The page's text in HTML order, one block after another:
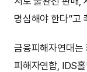
명심해야 한다”고
금융피해자연대는
피해자연합, IDS